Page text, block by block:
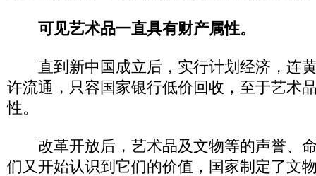
可见艺术品一直具有财产属性。
直到新中国成立后，实行计划经济，连
许流通，只容国家银行低价回收，至于艺术
性。
改革开放后，艺术品及文物等的声誉、
们又开始认识到它们的价值，国家制定了文